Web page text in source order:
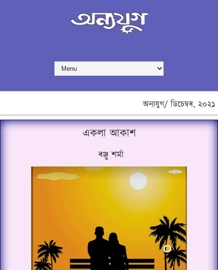
অন্যযুগ/ ডিচেম্বৰ, ২০২১
একলা আকাশ
ৰঞ্জু শৰ্মা